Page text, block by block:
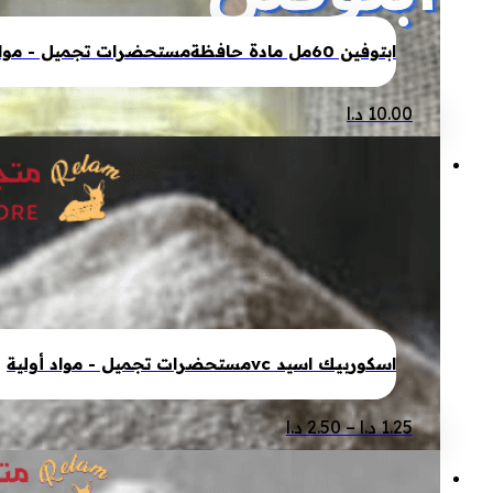
اختيار
الخيارات
صفحة
المنتج
ابتوفين 60مل مادة حافظة مستحضرات تجميل -
10.00 د.ا
اسكوربيك اسيد vc مستحضرات تجميل - مواد أولية
1.25 د.ا –
2.50 د.انطاق
السعر:
هناك
العديد